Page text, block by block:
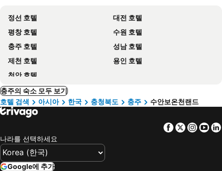
정선 호텔
대전 호텔
평창 호텔
수원 호텔
충주 호텔
성남 호텔
제천 호텔
용인 호텔
천안 호텔
충주의 숙소 모두 보기
호텔 검색
아시아 한국 충청북도 충주 수안보온천랜드
Facebook
Twitter
나라를 선택하세요
Google에 추가